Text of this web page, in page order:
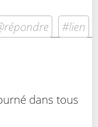
#lien
dans tous